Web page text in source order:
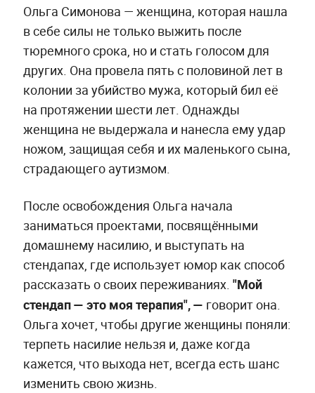
Ольга Симонова — женщина, которая нашла
в себе силы не только выжить после
тюремного срока, но и стать голосом для
других. Она провела пять с половиной лет в
колонии за убийство мужа, который бил её
на протяжении шести лет. Однажды
женщина не выдержала и нанесла ему удар
ножом, защищая себя и их маленького сына,
страдающего аутизмом.
После освобождения Ольга начала
заниматься проектами, посвящëнными
домашнему насилию, и выступать на
стендапах, где использует юмор как способ
рассказать о своих переживаниях. "Мой
стендап — это моя терапия", — говорит она.
Ольга хочет, чтобы другие женщины поняли:
терпеть насилие нельзя и, даже когда
кажется, что выхода нет, всегда есть шанс
изменить свою жизнь.